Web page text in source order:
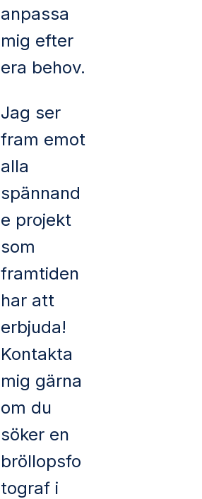
anpassa
mig efter
era behov.
Jag ser
fram emot
alla
spännand
e projekt
som
framtiden
har att
erbjuda!
Kontakta
mig gärna
om du
söker en
bröllopsfo
tograf i